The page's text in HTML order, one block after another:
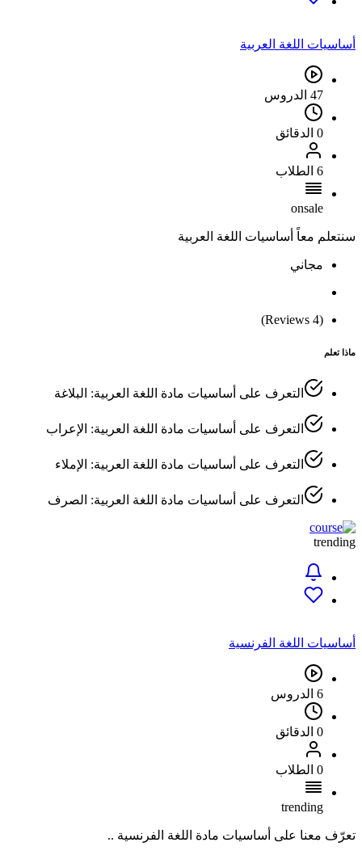
أساسيات اللغة العربية
47 الدروس
0 الدقائق
6 الطلاب
onsale
سنتعلم معاً أساسيات اللغة العربية
مجاني
(4 Reviews)
ماذا تعلم
التعرف على أساسيات مادة اللغة العربية: البلاغة
التعرف على أساسيات مادة اللغة العربية: الإعراب
التعرف على أساسيات مادة اللغة العربية: الإملاء
التعرف على أساسيات مادة اللغة العربية: الصرف
trending
أساسيات اللغة الفرنسية
6 الدروس
0 الدقائق
0 الطلاب
trending
تعرّف معنا على أساسيات مادة اللغة الفرنسية ..